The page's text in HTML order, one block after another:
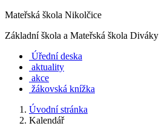
Mateřská škola Nikolčice
Základní škola a Mateřská škola Diváky
Úřední deska
aktuality
akce
žákovská knížka
Úvodní stránka
Kalendář